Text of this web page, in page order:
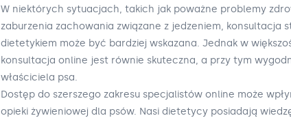
W niektórych sytuacjach, takich jak poważne problemy
zaburzenia zachowania związane z jedzeniem, konsultacja
dietetykiem może być bardziej wskazana. Jednak w
konsultacja online jest równie skuteczna, a przy tym
właściciela psa.
Dostęp do szerszego zakresu specjalistów online może
opieki żywieniowej dla psów. Nasi dietetycy posiadają